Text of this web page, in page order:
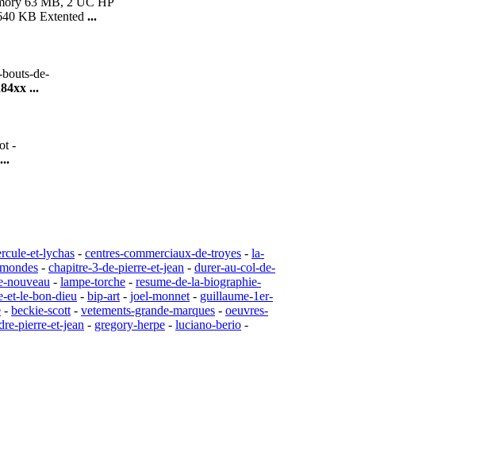
KB Extented ...
de-
...
-
...
et-lychas - centres-commerciaux-de-troyes - la-
- chapitre-3-de-pierre-et-jean - durer-au-col-de-
nouveau - lampe-torche - resume-de-la-biographie-
et-le-bon-dieu - bip-art - joel-monnet - guillaume-1er-
- beckie-scott - vetements-grande-marques - oeuvres-
pierre-et-jean - gregory-herpe - luciano-berio -